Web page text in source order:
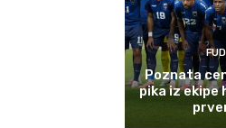
Poznata
pika iz